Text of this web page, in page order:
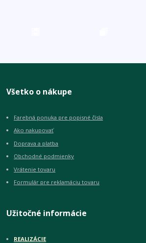
Všetko o nákupe
Farebná ponuka pre popisné čísla
Ako nakupovať
Doprava a platba
Obchodné podmienky
Vrátenie tovaru
Formulár pre reklamáciu tovaru
Užitočné informácie
REALIZÁCIE